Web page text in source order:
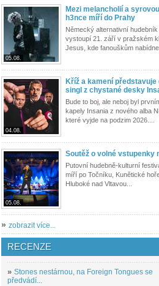
05.08.
Mezi melancholií a
h3nce míří do Prahy
Německý alternativní
vystoupí 21. září v pražském
Jesus, kde fanouškům
04.08.
Kříž a kamení představuje
singl z chystané desky
Bude to boj, ale neboj byl
kapely Insania z nového alba
které vyjde na podzim 2026....
05.08.
Soutěž o volné vstupenky
Putovní hudebně-kulturní
míří po Točníku, Kunětické
Hluboké nad Vltavou...
» zobrazit více...
RECENZE
» Stones nestárnou, na Foreign Tongues se
předvádí...